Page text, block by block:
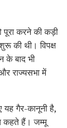
पूरा करने की कड़ी
की थी। विपक्ष
के बाद भी
राज्यसभा में
गैर-कानूनी है,
कहते हैं। जम्मू